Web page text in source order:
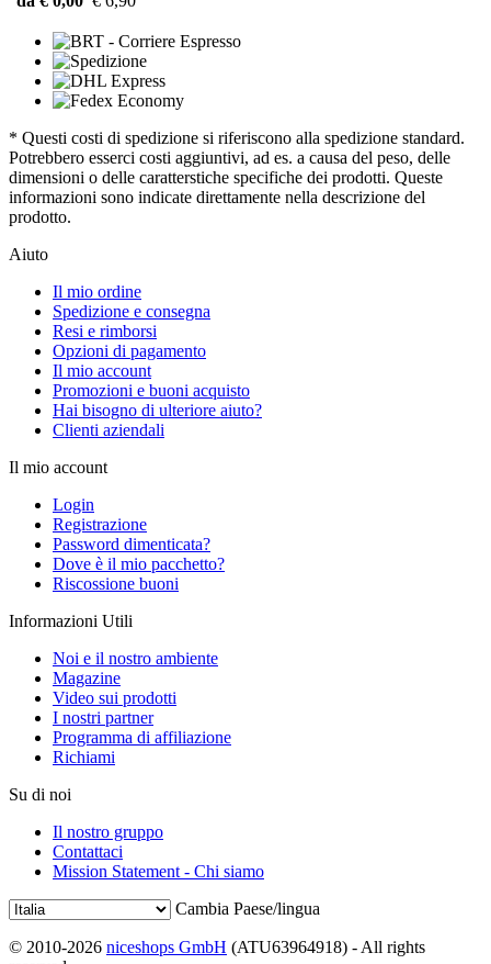
* Questi costi di spedizione si riferiscono alla spedizione standard.
Potrebbero esserci costi aggiuntivi, ad es. a causa del peso, delle
dimensioni o delle caratterstiche specifiche dei prodotti. Queste
informazioni sono indicate direttamente nella descrizione del
prodotto.
Aiuto
Il mio ordine
Spedizione e consegna
Resi e rimborsi
Opzioni di pagamento
Il mio account
Promozioni e buoni acquisto
Hai bisogno di ulteriore aiuto?
Clienti aziendali
Il mio account
Login
Registrazione
Password dimenticata?
Dove è il mio pacchetto?
Riscossione buoni
Informazioni Utili
Noi e il nostro ambiente
Magazine
Video sui prodotti
I nostri partner
Programma di affiliazione
Richiami
Su di noi
Il nostro gruppo
Contattaci
Mission Statement - Chi siamo
Cambia Paese/lingua
© 2010-2026 niceshops GmbH (ATU63964918) - All rights